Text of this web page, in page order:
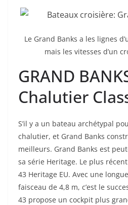
Le Grand Banks a les lignes
mais les vitesses d’un
GRAND
Chalutier
S’il y a un bateau archétypal
chalutier, et Grand Banks
meilleurs. Grand Banks est
sa série Heritage. Le plus
43 Heritage EU. Avec une
faisceau de 4,8 m, c’est le
43 propose un cockpit plus